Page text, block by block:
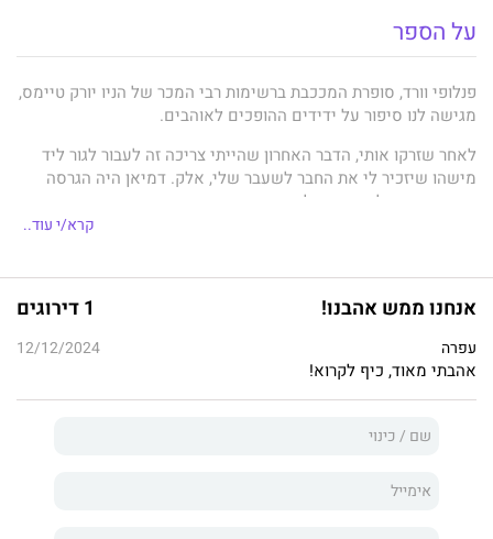
על הספר
פנלופי וורד, סופרת המככבת ברשימות רבי המכר של הניו יורק טיימס,
מגישה לנו סיפור על ידידים ההופכים לאוהבים.
לאחר שזרקו אותי, הדבר האחרון שהייתי צריכה זה לעבור לגור ליד
מישהו שיזכיר לי את החבר לשעבר שלי, אלק. דמיאן היה הגרסה
השווה יותר של האקס שלי.
לשכן, שכיניתי "אומן עצבני", היו שני כלבים עצומים שהנביחות
הוא לא רצה שום קשר אליי, או לפחות זה מה שחשבתי, עד שלילה
שלי.
כעת, השכן הסקסי, האומן העצבני, ידע את כל סודותיי הכמוסים
התחלנו לדבר. הוא נתן לי כמה טיפים להתמודדות עם הפרידה שלי,
קרא/י עוד..
אנחנו ממש אהבנו! 1 דירוגים
עפרה 12/12/2024
אהבתי מאוד, כיף לקרוא!